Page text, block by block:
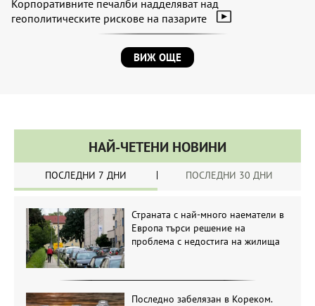
Корпоративните печалби надделяват над
геополитическите рискове на пазарите
ВИЖ ОЩЕ
НАЙ-ЧЕТЕНИ НОВИНИ
ПОСЛЕДНИ 7 ДНИ ПОСЛЕДНИ 30 ДНИ
Страната с най-много наематели в
Европа търси решение на
проблема с недостига на жилища
Последно забелязан в Кореком.